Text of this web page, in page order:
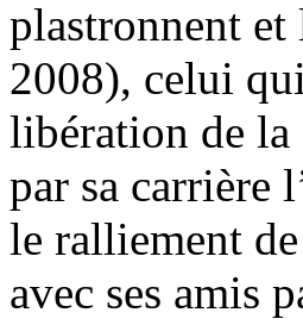
plastronnent
2008), celui
libération de la
par sa carrière
le ralliement
avec ses amis